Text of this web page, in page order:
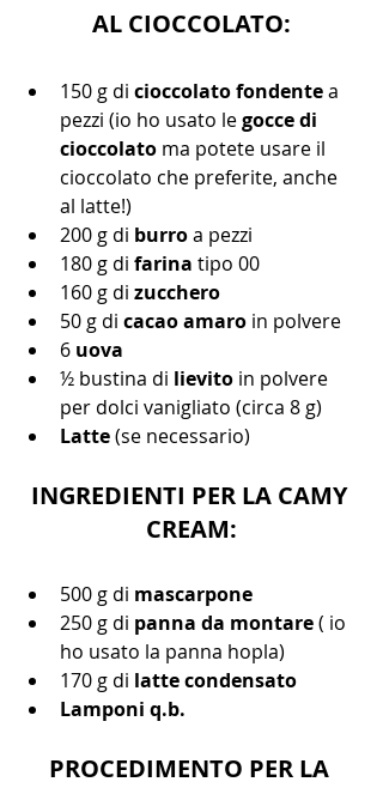
AL CIOCCOLATO:
150 g di cioccolato fondente a
pezzi (io ho usato le gocce di
cioccolato ma potete usare il
cioccolato che preferite, anche
al latte!)
200 g di burro a pezzi
180 g di farina tipo 00
160 g di zucchero
50 g di cacao amaro in polvere
6 uova
½ bustina di lievito in polvere
per dolci vanigliato (circa 8 g)
Latte (se necessario)
INGREDIENTI PER LA CAMY
CREAM:
500 g di mascarpone
250 g di panna da montare ( io
ho usato la panna hopla)
170 g di latte condensato
Lamponi q.b.
PROCEDIMENTO PER LA